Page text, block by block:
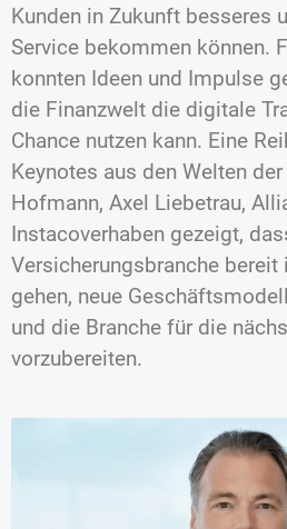
Kunden in Zukunft besseres
Service bekommen können.
konnten Ideen und Impulse
die Finanzwelt die digitale
Chance nutzen kann. Eine
Keynotes aus den Welten
Hofmann, Axel Liebetrau,
Instacoverhaben gezeigt,
Versicherungsbranche bereit
gehen, neue
und die Branche für die
vorzubereiten.